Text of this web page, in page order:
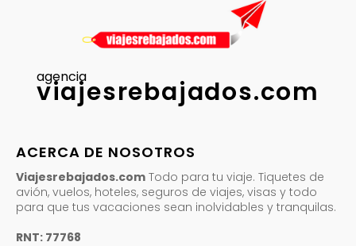
agencia
viajesrebajados.com
ACERCA DE NOSOTROS
Viajesrebajados.com Todo para tu viaje. Tiquetes de
avión, vuelos, hoteles, seguros de viajes, visas y todo
para que tus vacaciones sean inolvidables y tranquilas.
RNT: 77768